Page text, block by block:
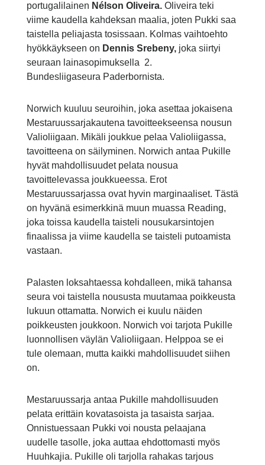
portugalilainen Nélson Oliveira. Oliveira teki
viime kaudella kahdeksan maalia, joten Pukki saa
taistella peliajasta tosissaan. Kolmas vaihtoehto
hyökkäykseen on Dennis Srebeny, joka siirtyi
seuraan lainasopimuksella 2.
Bundesliigaseura Paderbornista.
Norwich kuuluu seuroihin, joka asettaa jokaisena
Mestaruussarjakautena tavoitteekseensa nousun
Valioliigaan. Mikäli joukkue pelaa Valioliigassa,
tavoitteena on säilyminen. Norwich antaa Pukille
hyvät mahdollisuudet pelata nousua
tavoittelevassa joukkueessa. Erot
Mestaruussarjassa ovat hyvin marginaaliset. Tästä
on hyvänä esimerkkinä muun muassa Reading,
joka toissa kaudella taisteli nousukarsintojen
finaalissa ja viime kaudella se taisteli putoamista
vastaan.
Palasten loksahtaessa kohdalleen, mikä tahansa
seura voi taistella noususta muutamaa poikkeusta
lukuun ottamatta. Norwich ei kuulu näiden
poikkeusten joukkoon. Norwich voi tarjota Pukille
luonnollisen väylän Valioliigaan. Helppoa se ei
tule olemaan, mutta kaikki mahdollisuudet siihen
on.
Mestaruussarja antaa Pukille mahdollisuuden
pelata erittäin kovatasoista ja tasaista sarjaa.
Onnistuessaan Pukki voi nousta pelaajana
uudelle tasolle, joka auttaa ehdottomasti myös
Huuhkajia. Pukille oli tarjolla rahakas tarjous